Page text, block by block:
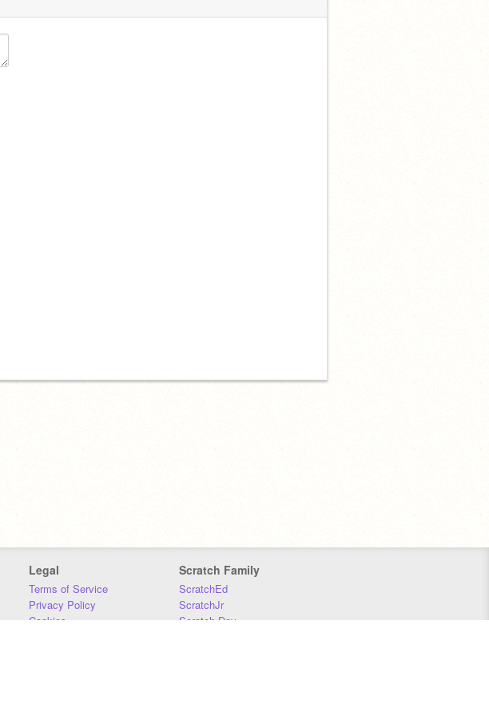
Legal
Terms of Service
Privacy Policy
Cookies
Scratch Family
ScratchEd
ScratchJr
Scratch Day